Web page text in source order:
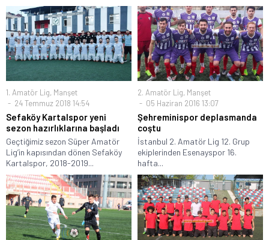
1. Amatör Lig, Manşet
24 Temmuz 2018 14:54
Sefaköy Kartalspor yeni
sezon hazırlıklarına başladı
Geçtiğimiz sezon Süper Amatör
Lig’in kapısından dönen Sefaköy
Kartalspor, 2018-2019...
2. Amatör Lig, Manşet
05 Haziran 2016 13:07
Şehreminispor deplasmanda
coştu
İstanbul 2. Amatör Lig 12. Grup
ekiplerinden Esenayspor 16.
hafta...